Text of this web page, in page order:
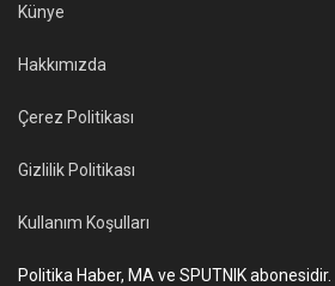
Künye
Hakkımızda
Çerez Politikası
Gizlilik Politikası
Kullanım Koşulları
Politika Haber, MA ve SPUTNIK abonesidir.